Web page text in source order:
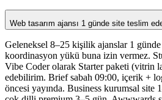
Web tasarım ajansı 1 günde site teslim
Geleneksel 8–25 kişilik ajanslar 1
koordinasyon yükü buna izin vermez.
Vibe Coder olarak Starter paketi (vitrin
edebilirim. Brief sabah 09:00, içerik +
öncesi yayında. Business kurumsal site